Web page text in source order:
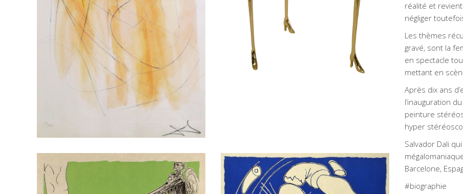
Gravure et pochoir couleur sur
papier Arches de Salvador Dali
Titrée: Notre patrimoine
historique, 1975
DALI, Salvador
Fauteuil conçu par Salvador Dali
Titré: Léda
DALI, Salvador
réalité et
négliger
Les thèmes
gravé, sont la
en spectacle
mettant en
Après dix ans
l’inauguration
peinture
hyper
Salvador Dali
Barcelone,
#biographie